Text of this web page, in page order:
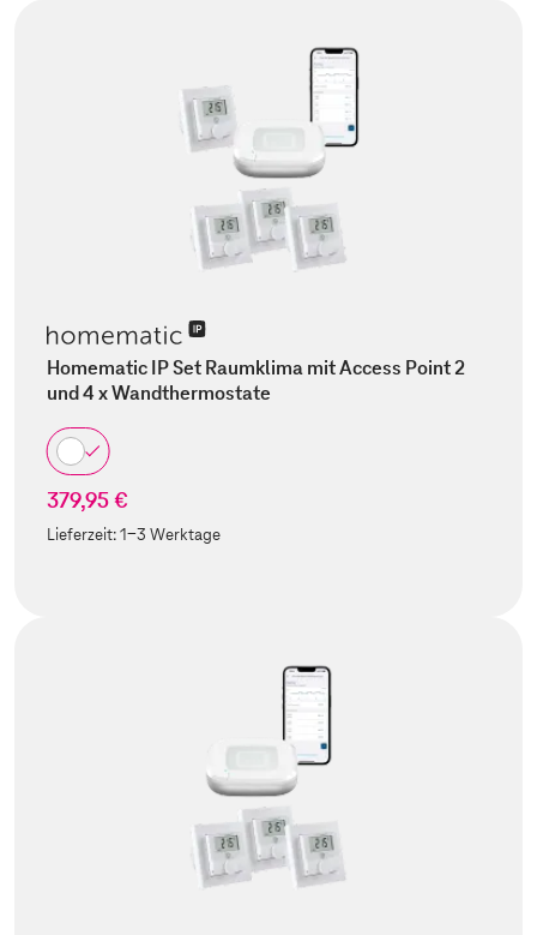
Homematic IP Set Raumklima mit Access Point 2
und 4 x Wandthermostate
379,95 €
Lieferzeit:1-3 Werktage